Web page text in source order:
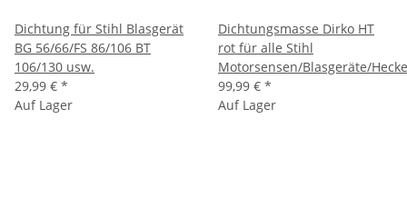
Dichtung für Stihl Blasgerät
BG 56/66/FS 86/106 BT
106/130 usw.
29,99 € *
Dichtungsmasse Dirko HT
rot für alle Stihl
Motorsensen/Blasgeräte/
99,99 € *
Auf Lager
Auf Lager